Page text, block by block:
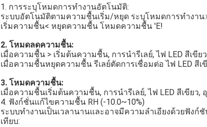
1. การระบุโหมดการทำงานอัตโนมัติ:
ระบบอัตโนมัติตามความชื้นเริ่ม/หยุด ระบุโหมดการทำงา
เริ่มความชื้น< หยุดความชื้น โหมดความชื้น 'E!
2. โหมดลดความชื้น:
เมื่อความชื้น > เริ่มต้นความชื้น, การนำรีเลย์, ไฟ LED สีเขี
เมื่อความชื้นหยุดความชื้น รีเลย์ตัดการเชื่อมต่อ ไฟ LED
3. โหมดความชื้น:
เมื่อความชื้นเริ่มต้นความชื้น, การนำรีเลย์, ไฟ LED สีเขียว
4. ฟังก์ชั่นแก้ไขความชื้น RH (-10.0~10%)
ระบบทำงานเป็นเวลานานและอาจมีความลำเอียงด้วยฟัง
เทียบ: